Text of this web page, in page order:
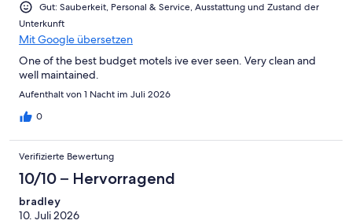
Gut: Sauberkeit, Personal & Service, Ausstattung und Zustand der
Unterkunft
Mit Google übersetzen
One of the best budget motels ive ever seen. Very clean and
well maintained.
Aufenthalt von 1 Nacht im Juli 2026
0
Verifizierte Bewertung
10/10 – Hervorragend
bradley
10. Juli 2026